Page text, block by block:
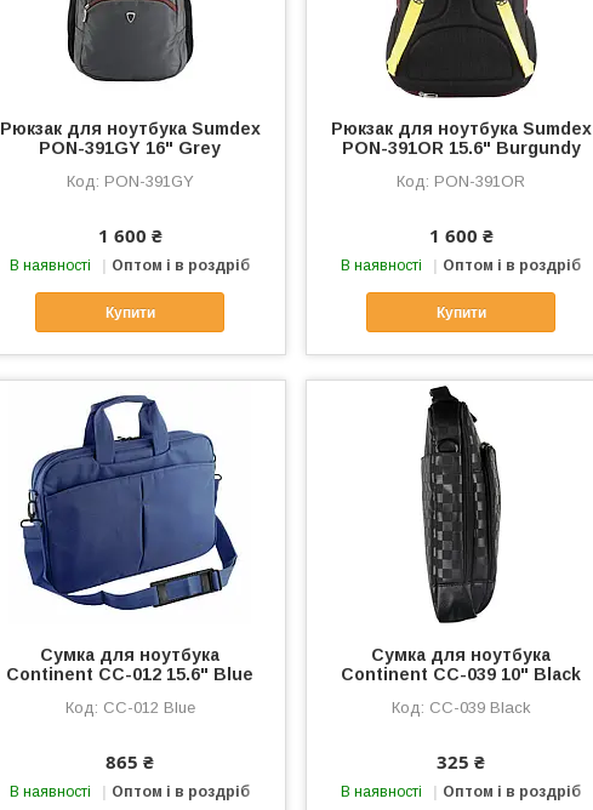
Рюкзак для ноутбука Sumdex
PON-391GY 16" Grey
PON-391GY
1 600 ₴
В наявності Оптом і в роздріб
Купити
Рюкзак для ноутбука Sumdex
PON-391OR 15.6" Burgundy
PON-391OR
1 600 ₴
В наявності Оптом і в роздріб
Купити
Сумка для ноутбука
Continent CC-012 15.6" Blue
CC-012 Blue
865 ₴
В наявності Оптом і в роздріб
Сумка для ноутбука
Continent CC-039 10" Black
CC-039 Black
325 ₴
В наявності Оптом і в роздріб